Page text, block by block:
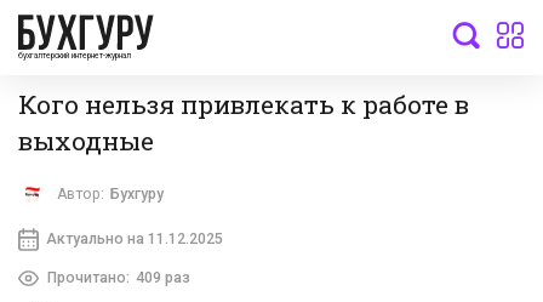
бухгалтерский интернет-журнал
Кого нельзя привлекать к работе в
выходные
Автор: Бухгуру
Актуально на 11.12.2025
Прочитано: 409 раз